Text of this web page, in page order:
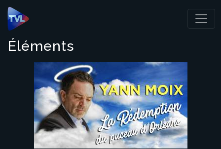
Panneau de gestion des cookies
Éléments